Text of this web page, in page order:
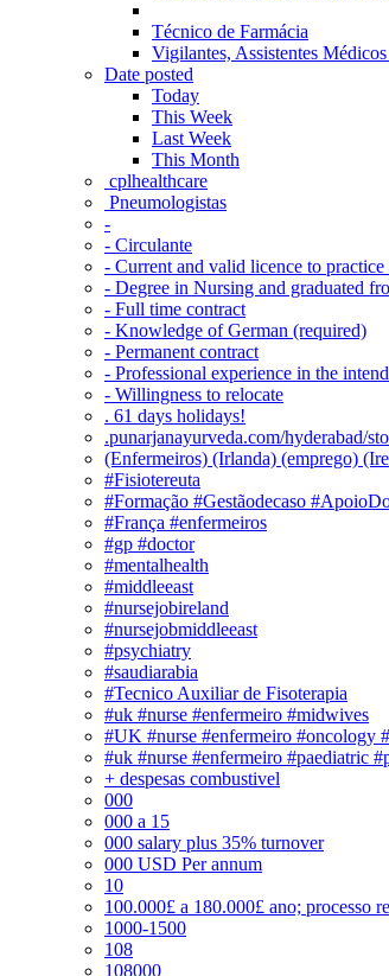
Técnico de Farmácia
Vigilantes, Assistentes
Date posted
Today
This Week
Last Week
This Month
‎ cplhealthcare‬
Pneumologistas
-
- Circulante
- Current and valid licence to practice
- Degree in Nursing and graduated
- Full time contract
- Knowledge of German (required)
- Permanent contract
- Professional experience in the
- Willingness to relocate
. 61 days holidays!
.punarjanayurveda.com/hyderabad/
(Enfermeiros) (Irlanda) (emprego)
#Fisiotereuta
#Formação #Gestãodecaso
#França #enfermeiros
#gp #doctor
#mentalhealth
#middleeast
#nursejobireland
#nursejobmiddleeast
#psychiatry
#saudiarabia
#Tecnico Auxiliar de Fisoterapia
#uk #nurse #enfermeiro #midwives
#UK #nurse #enfermeiro #oncology
#uk #nurse #enfermeiro #paediatric
+ despesas combustivel
000
000 a 15
000 salary plus 35% turnover
000 USD Per annum
10
100.000£ a 180.000£ ano; processo
1000-1500
108
108000